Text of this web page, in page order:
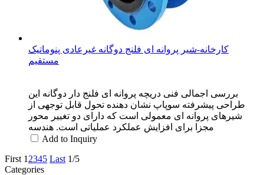
کارخانه-شیر پروانه ای فلنج دوگانه غیرعادی پنوماتیک
مستقیم
بررسی اجمالی فنی دریچه پروانه ای فلنج دار دوگانه این
طراحی پیشرفته سوپاپ نشان دهنده تحول قابل توجهی از
شیرهای پروانه ای معمولی است که دارای دو تغییر محور
مجزا برای افزایش عملکرد عملیاتی است. هندسه
Add to Inquiry
First 1 2345 Last 1/5
Categories